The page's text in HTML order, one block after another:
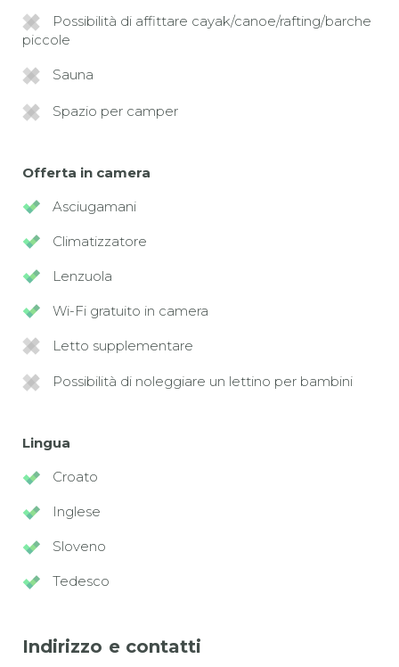
Possibilità di affittare cayak/canoe/rafting/barche
piccole
Sauna
Spazio per camper
Offerta in camera
Asciugamani
Climatizzatore
Lenzuola
Wi-Fi gratuito in camera
Letto supplementare
Possibilità di noleggiare un lettino per bambini
Lingua
Croato
Inglese
Sloveno
Tedesco
Indirizzo e contatti